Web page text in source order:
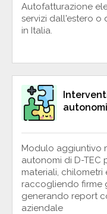
Autofatturazione
servizi dall'estero o
in Italia.
Modulo aggiuntivo
autonomi di D-TEC
materiali, chilometri
raccogliendo firme
generando report
aziendale